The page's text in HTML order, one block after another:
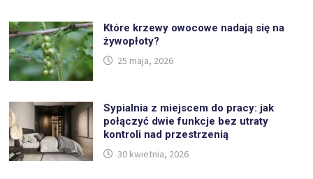
Które krzewy owocowe nadają się na
żywopłoty?
25 maja, 2026
Sypialnia z miejscem do pracy: jak
połączyć dwie funkcje bez utraty
kontroli nad przestrzenią
30 kwietnia, 2026